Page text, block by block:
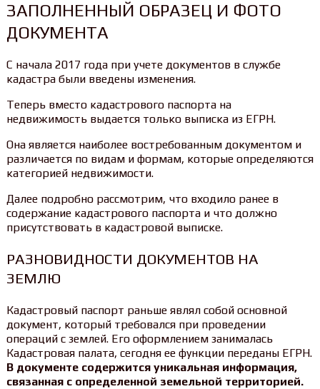
ЗАПОЛНЕННЫЙ ОБРАЗЕЦ И ФОТО
ДОКУМЕНТА
С начала 2017 года при учете документов в службе
кадастра были введены изменения.
Теперь вместо кадастрового паспорта на
недвижимость выдается только выписка из ЕГРН.
Она является наиболее востребованным документом и
различается по видам и формам, которые определяются
категорией недвижимости.
Далее подробно рассмотрим, что входило ранее в
содержание кадастрового паспорта и что должно
присутствовать в кадастровой выписке.
РАЗНОВИДНОСТИ ДОКУМЕНТОВ НА
ЗЕМЛЮ
Кадастровый паспорт раньше являл собой основной
документ, который требовался при проведении
операций с землей. Его оформлением занималась
Кадастровая палата, сегодня ее функции переданы ЕГРН.
В документе содержится уникальная информация,
связанная с определенной земельной территорией.